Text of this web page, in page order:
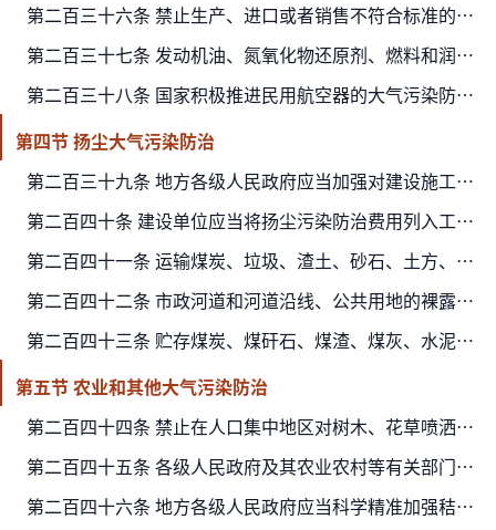
第二百三十六条 禁止生产、进口或者销售不符合标准的机动车船、非道路移动机械用燃料和氮氧化物还原剂；禁止向机动车、非道路移动机械、内河和江海直达船舶销售非机动车船用燃料；禁止机动…
第二百三十七条 发动机油、氮氧化物还原剂、燃料和润滑油添加剂及其他添加剂的有毒有害物质含量和其他大气污染防治指标，应当符合相关标准的要求，不得损害机动车船、非道路移动机械排放控…
第二百三十八条 国家积极推进民用航空器的大气污染防治，鼓励在设计、生产、使用过程中采取有效措施减少大气污染物排放。
第四节 扬尘大气污染防治
第二百三十九条 地方各级人民政府应当加强对建设施工和运输的管理，保持道路清洁，控制料堆和渣土堆放，扩大绿地、水面、湿地和地面铺装面积，防治扬尘污染。
第二百四十条 建设单位应当将扬尘污染防治费用列入工程造价，在施工合同中明确施工单位的扬尘污染防治责任。施工单位应当制定具体的施工扬尘污染防治实施方案。
第二百四十一条 运输煤炭、垃圾、渣土、砂石、土方、灰浆等散装、流体物料的车辆和船舶应当采取密闭或者其他有效措施防止物料遗撒造成扬尘污染，并按照规定路线行驶。
第二百四十二条 市政河道和河道沿线、公共用地的裸露地面及其他城镇裸露地面，有关部门应当按照规划组织实施绿化或者透水铺装。
第二百四十三条 贮存煤炭、煤矸石、煤渣、煤灰、水泥、石灰、石膏、砂土、铁矿石等易产生扬尘的物料应当密闭；不能密闭的，应当设置不低于堆放物高度的严密围挡，并采取有效覆盖措施防治扬…
第五节 农业和其他大气污染防治
第二百四十四条 禁止在人口集中地区对树木、花草喷洒剧毒、高毒农药。
第二百四十五条 各级人民政府及其农业农村等有关部门应当鼓励、支持采用先进适用技术，对秸秆、落叶等进行肥料化、饲料化、能源化、工业原料化、食用菌基料化等综合利用，加大对秸秆还田、…
第二百四十六条 地方各级人民政府应当科学精准加强秸秆、落叶等焚烧的组织、指导和管理。禁止在人口集中地区、机场周围、交通干线附近以及省级以上人民政府划定的其他区域和规定的时段露天…